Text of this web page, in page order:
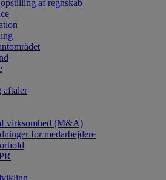
af regnskab
aftaler
virksomhed (M&A)
for medarbejdere